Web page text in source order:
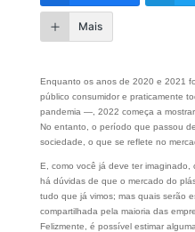
Mais
Enquanto os anos de 2020 e 2021
público consumidor e praticamente
pandemia —, 2022 começa a mostrar
No entanto, o período que passou
sociedade, o que se reflete no
E, como você já deve ter
há dúvidas de que o mercado do
tudo que já vimos; mas quais serão
compartilhada pela maioria das
Felizmente, é possível estimar